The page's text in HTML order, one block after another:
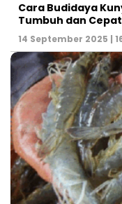
Cara Budidaya
Tumbuh dan
14 September 2025 |